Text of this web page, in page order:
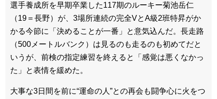
選手養成所を早期卒業した117期のルーキー菊池岳仁
（19＝長野）が、3場所連続の完全VとA級2班特昇がか
かる今節に「決めることが一番」と意気込んだ。長走路
（500メートルバンク）は見るのも走るのも初めてだと
いうが、前検の指定練習を終えると「感覚は悪くなかっ
た」と表情を緩めた。
大事な3日間を前に“運命の人”との再会も闘争心に火をつ